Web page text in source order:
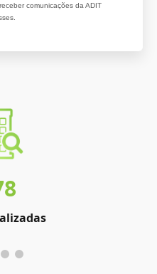
comunicações da ADIT